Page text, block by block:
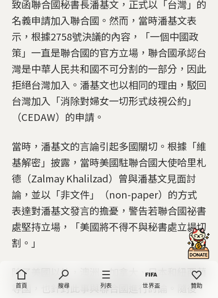
首頁 搜尋 列表 世界盃 贊助
致函聯合國秘書長潘基文，正式以「台灣」的
名義申請加入聯合國。然而，當時潘基文表
示，根據2758號決議的內容，「一個中國政
策」一直是聯合國的官方立場，聯合國承認台
灣是中華人民共和國不可分割的一部分，因此
拒絕台灣加入。潘基文也以相同的理由，駁回
台灣加入「消除對婦女一切形式歧視公約」
（CEDAW）的申請。
當時，潘基文的言論引起多國關切。根據「維
基解密」披露，當時美國駐聯合國大使哈里札
德（Zalmay Khalilzad）曾與潘基文見面討
論，並以「非文件」（non-paper）的方式
表達對潘基文發言的擔憂，警告若聯合國祕書
處堅持立場，「美國將不得不與秘書處立場切
割。」
除了美國以外，澳洲、加拿大、日本和紐西蘭
等國，也針對此事與聯合國進行討論。隨後，